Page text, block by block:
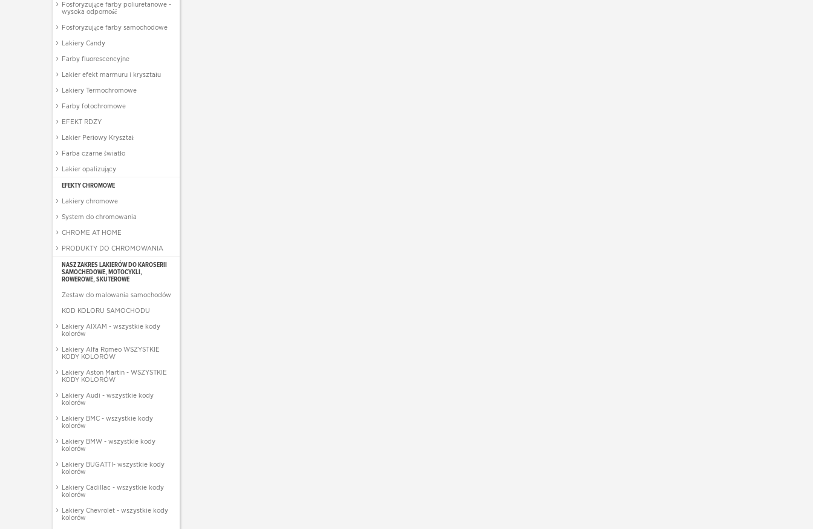
Fosforyzujące farby poliuretanowe -
wysoka odporność
Fosforyzujące farby samochodowe
Lakiery Candy
Farby fluorescencyjne
Lakier efekt marmuru i kryształu
Lakiery Termochromowe
Farby fotochromowe
EFEKT RDZY
Lakier Perłowy Kryształ
Farba czarne światło
Lakier opalizujący
EFEKTY CHROMOWE
Lakiery chromowe
System do chromowania
CHROME AT HOME
PRODUKTY DO CHROMOWANIA
NASZ ZAKRES LAKIERÓW DO KAROSERII
SAMOCHEDOWE, MOTOCYKLI,
ROWEROWE, SKUTEROWE
Zestaw do malowania samochodów
KOD KOLORU SAMOCHODU
Lakiery AIXAM - wszystkie kody
kolorów
Lakiery Alfa Romeo WSZYSTKIE
KODY KOLORÓW
Lakiery Aston Martin - WSZYSTKIE
KODY KOLORÓW
Lakiery Audi - wszystkie kody
kolorów
Lakiery BMC - wszystkie kody
kolorów
Lakiery BMW - wszystkie kody
kolorów
Lakiery BUGATTI- wszystkie kody
kolorów
Lakiery Cadillac - wszystkie kody
kolorów
Lakiery Chevrolet - wszystkie kody
kolorów